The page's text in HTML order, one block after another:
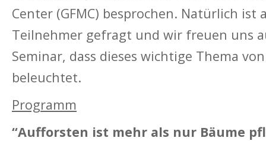
Center (GFMC) besprochen. Natürlich ist
Teilnehmer gefragt und wir freuen uns
Seminar, dass dieses wichtige Thema
beleuchtet.
Programm
“Aufforsten ist mehr als nur Bäume